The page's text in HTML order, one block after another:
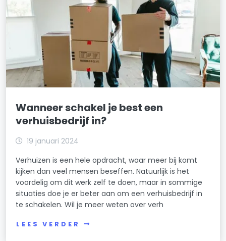
Wanneer schakel je best een
verhuisbedrijf in?
19 januari 2024
Verhuizen is een hele opdracht, waar meer bij komt
kijken dan veel mensen beseffen. Natuurlijk is het
voordelig om dit werk zelf te doen, maar in sommige
situaties doe je er beter aan om een verhuisbedrijf in
te schakelen. Wil je meer weten over verh
LEES VERDER